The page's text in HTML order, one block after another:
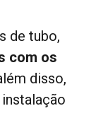
de tubo,
com os
disso,